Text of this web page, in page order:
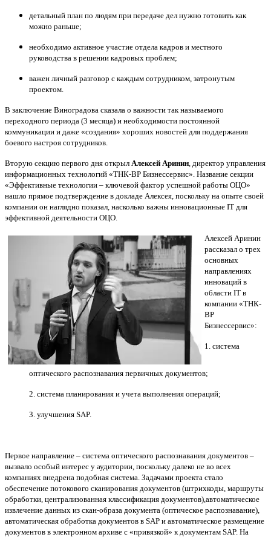
детальный план по людям при передаче дел нужно готовить как
можно раньше;
необходимо активное участие отдела кадров и местного
руководства в решении кадровых проблем;
важен личный разговор с каждым сотрудником, затронутым
проектом.
В заключение Виноградова сказала о важности так называемого
переходного периода (3 месяца) и необходимости постоянной
коммуникации и даже «создания» хороших новостей для поддержания
боевого настроя сотрудников.
Вторую секцию первого дня открыл Алексей Аринин , директор управления
информационных технологий «ТНК-ВР Бизнессервис». Название секции
«Эффективные технологии – ключевой фактор успешной работы ОЦО»
нашло прямое подтверждение в докладе Алексея, поскольку на опыте своей
компании он наглядно показал, насколько важны инновационные IT для
эффективной деятельности ОЦО.
Алексей Аринин
рассказал о трех
основных
направлениях
инноваций в
области IT в
компании «ТНК-
ВР
Бизнессервис»:
1. система
оптического распознавания первичных документов;
2. система планирования и учета выполнения операций;
3. улучшения SAP.
Первое направление – система оптического распознавания документов –
вызвало особый интерес у аудитории, поскольку далеко не во всех
компаниях внедрена подобная система. Задачами проекта стало
обеспечение потокового сканирования документов (штрихкоды, маршруты
обработки, централизованная классификация документов),автоматическое
извлечение данных из скан-образа документа (оптическое распознавание),
автоматическая обработка документов в SAP и автоматическое размещение
документов в электронном архиве с «привязкой» к документам SAP. На